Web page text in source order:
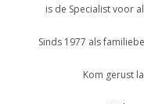
is de Specialist voor
Sinds 1977 als
Kom gerust